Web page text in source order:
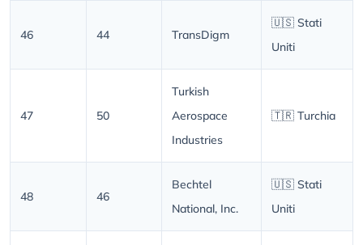
46 44 TransDigm
🇺🇸 Stati
Uniti
47 50
Turkish
Aerospace
Industries
🇹🇷 Turchia
48 46
Bechtel
National, Inc.
🇺🇸 Stati
Uniti